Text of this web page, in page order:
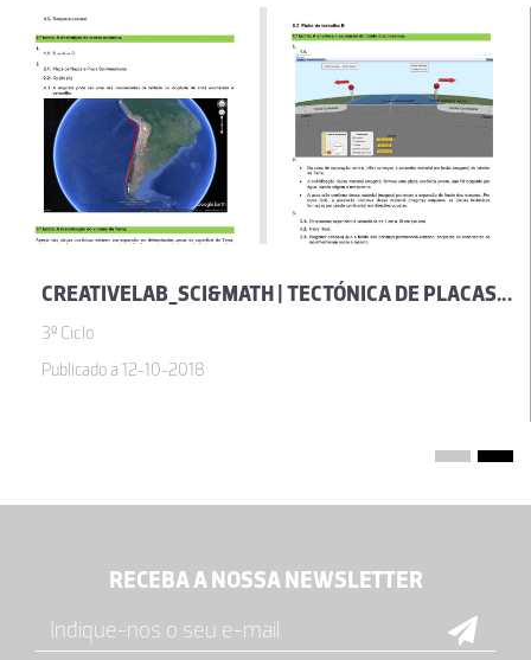
CREATIVELAB_SCI&MATH | TECTÓNICA DE PLACAS _ CIÊNCIAS NATURAIS _ 7.º ANO
3º Ciclo
Publicado a 12-10-2018
RECEBA A NOSSA NEWSLETTER